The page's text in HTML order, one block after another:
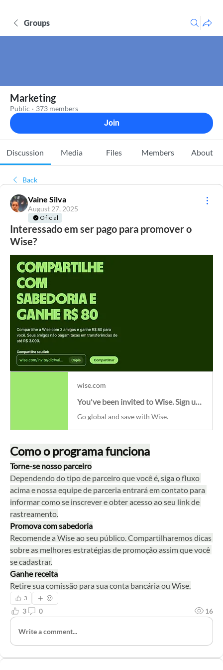
Groups
Marketing
Public · 373 members
Join
Discussion Media Files Members About
Back
Vaine Silva
August 27, 2025
Oficial
Interessado em ser pago para promover o
Wise?
wise.com
You've been invited to Wise. Sign up to get your reward.
Go global and save with Wise.
Como o programa funciona
Torne-se nosso parceiro
Dependendo do tipo de parceiro que você é, siga o fluxo
acima e nossa equipe de parceria entrará em contato para
informar como se inscrever e obter acesso ao seu link de
rastreamento.
Promova com sabedoria
Recomende a Wise ao seu público. Compartilharemos dicas
sobre as melhores estratégias de promoção assim que você
se cadastrar.
Ganhe receita
Retire sua comissão para sua conta bancária ou Wise.
3
3 0 16
Write a comment...